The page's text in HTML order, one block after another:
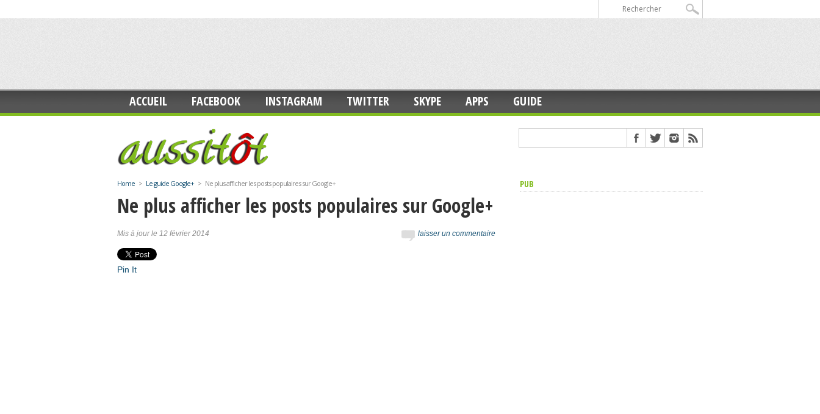
ACCUEIL FACEBOOK INSTAGRAM TWITTER SKYPE APPS GUIDE
Home > Le guide Google+> Ne plus afficher les posts populaires sur Google+
Ne plus afficher les posts populaires sur Google+
laisser un commentaire
Mis à jour le 12 février 2014
Pin It
PUB